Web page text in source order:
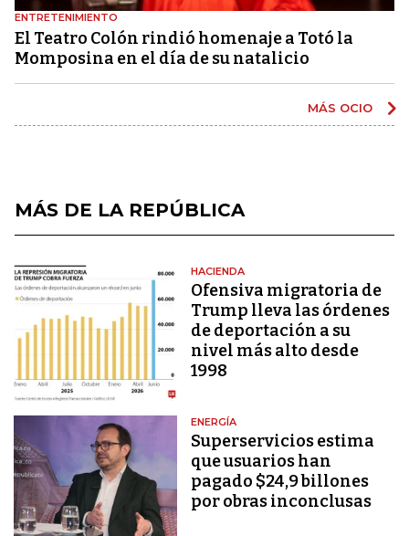
ENTRETENIMIENTO
El Teatro Colón rindió homenaje a Totó la
Momposina en el día de su natalicio
MÁS OCIO
MÁS DE LA REPÚBLICA
HACIENDA
Ofensiva migratoria de
Trump lleva las órdenes
de deportación a su
nivel más alto desde
1998
ENERGÍA
Superservicios estima
que usuarios han
pagado $24,9 billones
por obras inconclusas